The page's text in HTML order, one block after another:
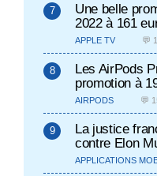
Une belle
2022 à 161
APPLE TV 💬
Les AirPods
promotion à
AIRPODS 💬
La justice
contre Elon
APPLICATIONS